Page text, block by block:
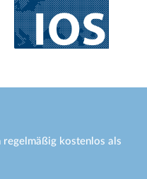
regelmäßig kostenlos als